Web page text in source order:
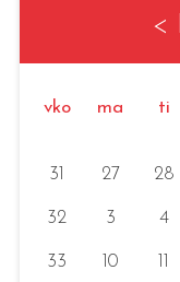
<
vko ma ti
31 27 28
32 3 4
33 10